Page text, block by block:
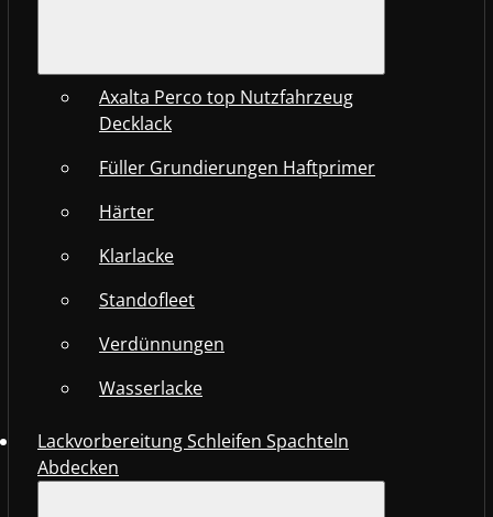
Axalta Perco top Nutzfahrzeug
Decklack
Füller Grundierungen Haftprimer
Härter
Klarlacke
Standofleet
Verdünnungen
Wasserlacke
Lackvorbereitung Schleifen Spachteln
Abdecken